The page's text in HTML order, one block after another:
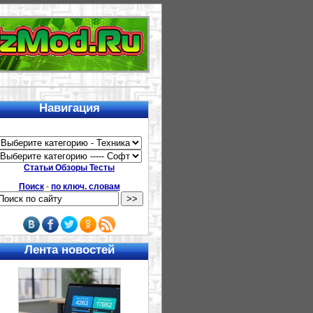
Навигация
Статьи Обзоры Тесты
Поиск- по ключ. словам
Лента новостей